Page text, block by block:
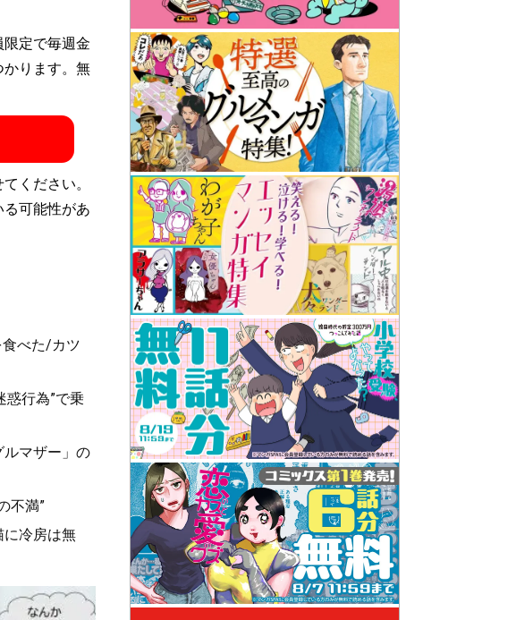
定で毎週金
ります。無
ください。
可能性があ
べた/カツ
行為”で乗
ルマザー」の
不満”
冷房は無